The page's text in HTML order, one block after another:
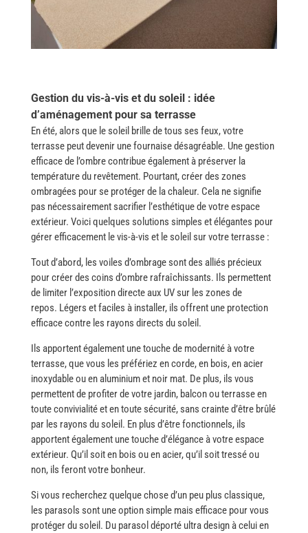
Gestion du vis-à-vis et du soleil : idée
d’aménagement pour sa terrasse
En été, alors que le soleil brille de tous ses feux, votre
terrasse peut devenir une fournaise désagréable. Une gestion
efficace de l’ombre contribue également à préserver la
température du revêtement. Pourtant, créer des zones
ombragées pour se protéger de la chaleur. Cela ne signifie
pas nécessairement sacrifier l’esthétique de votre espace
extérieur. Voici quelques solutions simples et élégantes pour
gérer efficacement le vis-à-vis et le soleil sur votre terrasse :
Tout d’abord, les voiles d’ombrage sont des alliés précieux
pour créer des coins d’ombre rafraîchissants. Ils permettent
de limiter l’exposition directe aux UV sur les zones de
repos. Légers et faciles à installer, ils offrent une protection
efficace contre les rayons directs du soleil.
Ils​‍​‌‍​‍‌ apportent également une touche de modernité à votre
terrasse, que vous les préfériez en corde, en bois, en acier
inoxydable ou en aluminium et noir mat. De plus, ils vous
permettent de profiter de votre jardin, balcon ou terrasse en
toute convivialité et en toute sécurité, sans crainte d’être brûlé
par les rayons du soleil. En plus d’être fonctionnels, ils
apportent également une touche d’élégance à votre espace
extérieur. Qu’il soit en bois ou en acier, qu’il soit tressé ou
non, ils feront votre bonheur.
Si vous recherchez quelque chose d’un peu plus classique,
les parasols sont une option simple mais efficace pour vous
protéger du soleil. Du parasol déporté ultra design à celui en